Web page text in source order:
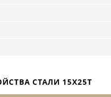
СТАЛИ 15Х25Т